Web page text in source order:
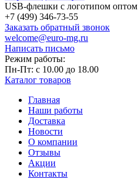
USB-флешки с логотипом оптом
+7 (499) 346-73-55
Заказать обратный звонок
welcome@euro-mg.ru
Написать письмо
Режим работы:
Пн-Пт: с 10.00 до 18.00
Каталог товаров
Главная
Наши работы
Доставка
Новости
О компании
Отзывы
Акции
Контакты